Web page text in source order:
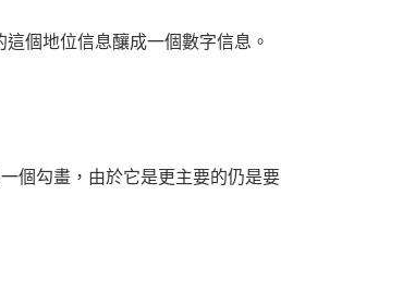
個地位信息釀成一個數字信息。
個勾畫，由於它是更主要的仍是要